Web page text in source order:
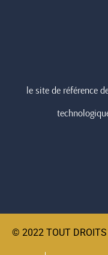
le site de référence
© 2022 TOUT DROITS